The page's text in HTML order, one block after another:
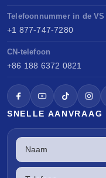
Telefoonnummer in de VS
+1 877-747-7280
CN-telefoon
+86 188 6372 0821
SNELLE AANVRAAG